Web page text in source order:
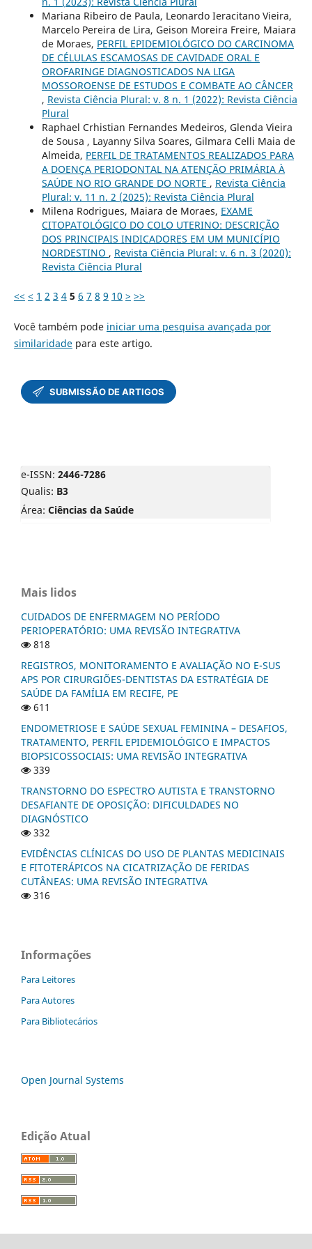
Mariana Ribeiro de Paula, Leonardo Ieracitano Vieira,
Marcelo Pereira de Lira, Geison Moreira Freire, Maiara
de Moraes, PERFIL EPIDEMIOLÓGICO DO CARCINOMA
DE CÉLULAS ESCAMOSAS DE CAVIDADE ORAL E
OROFARINGE DIAGNOSTICADOS NA LIGA
MOSSOROENSE DE ESTUDOS E COMBATE AO CÂNCER
, Revista Ciência Plural: v. 8 n. 1 (2022): Revista Ciência
Plural
Raphael Crhistian Fernandes Medeiros, Glenda Vieira
de Sousa , Layanny Silva Soares, Gilmara Celli Maia de
Almeida, PERFIL DE TRATAMENTOS REALIZADOS PARA
A DOENÇA PERIODONTAL NA ATENÇÃO PRIMÁRIA À
SAÚDE NO RIO GRANDE DO NORTE , Revista Ciência
Plural: v. 11 n. 2 (2025): Revista Ciência Plural
Milena Rodrigues, Maiara de Moraes, EXAME
CITOPATOLÓGICO DO COLO UTERINO: DESCRIÇÃO
DOS PRINCIPAIS INDICADORES EM UM MUNICÍPIO
NORDESTINO , Revista Ciência Plural: v. 6 n. 3 (2020):
Revista Ciência Plural
<< < 1 2 3 4 5 6 7 8 9 10 > >>
Você também pode iniciar uma pesquisa avançada por
similaridadepara este artigo.
e-ISSN: 2446-7286
Qualis: B3
Área: Ciências da Saúde
Mais lidos
CUIDADOS DE ENFERMAGEM NO PERÍODO
PERIOPERATÓRIO: UMA REVISÃO INTEGRATIVA
818
REGISTROS, MONITORAMENTO E AVALIAÇÃO NO E-SUS
APS POR CIRURGIÕES-DENTISTAS DA ESTRATÉGIA DE
SAÚDE DA FAMÍLIA EM RECIFE, PE
611
ENDOMETRIOSE E SAÚDE SEXUAL FEMININA – DESAFIOS,
TRATAMENTO, PERFIL EPIDEMIOLÓGICO E IMPACTOS
BIOPSICOSSOCIAIS: UMA REVISÃO INTEGRATIVA
339
TRANSTORNO DO ESPECTRO AUTISTA E TRANSTORNO
DESAFIANTE DE OPOSIÇÃO: DIFICULDADES NO
DIAGNÓSTICO
332
EVIDÊNCIAS CLÍNICAS DO USO DE PLANTAS MEDICINAIS
E FITOTERÁPICOS NA CICATRIZAÇÃO DE FERIDAS
CUTÂNEAS: UMA REVISÃO INTEGRATIVA
316
Informações
Para Leitores
Para Autores
Para Bibliotecários
Open Journal Systems
Edição Atual